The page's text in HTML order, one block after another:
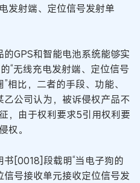
发射端、定位信号发射单
GPS和智能电池系统能够实
“无线充电发射端、定位信号
相比，二者的手段、功能、
公司认为，被诉侵权产品不
，由于权利要求5引用权利要
权。
[0018]段载明“当电子狗的
号接收单元接收定位信号发